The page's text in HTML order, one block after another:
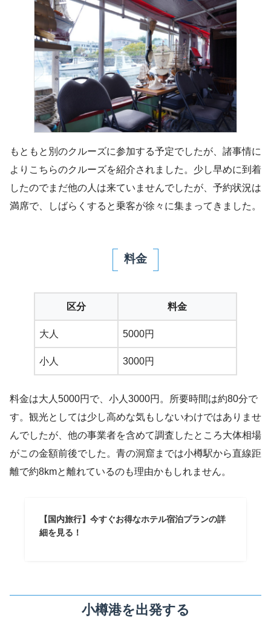
もともと別のクルーズに参加する予定でしたが、諸事情に
よりこちらのクルーズを紹介されました。少し早めに到着
したのでまだ他の人は来ていませんでしたが、予約状況は
満席で、しばらくすると乗客が徐々に集まってきました。
料金
区分 料金
大人 5000円
小人 3000円
料金は大人5000円で、小人3000円。所要時間は約80分で
す。観光としては少し高めな気もしないわけではありませ
んでしたが、他の事業者を含めて調査したところ大体相場
がこの金額前後でした。青の洞窟までは小樽駅から直線距
離で約8kmと離れているのも理由かもしれません。
【国内旅行】今すぐお得なホテル宿泊プランの詳
細を見る！
小樽港を出発する